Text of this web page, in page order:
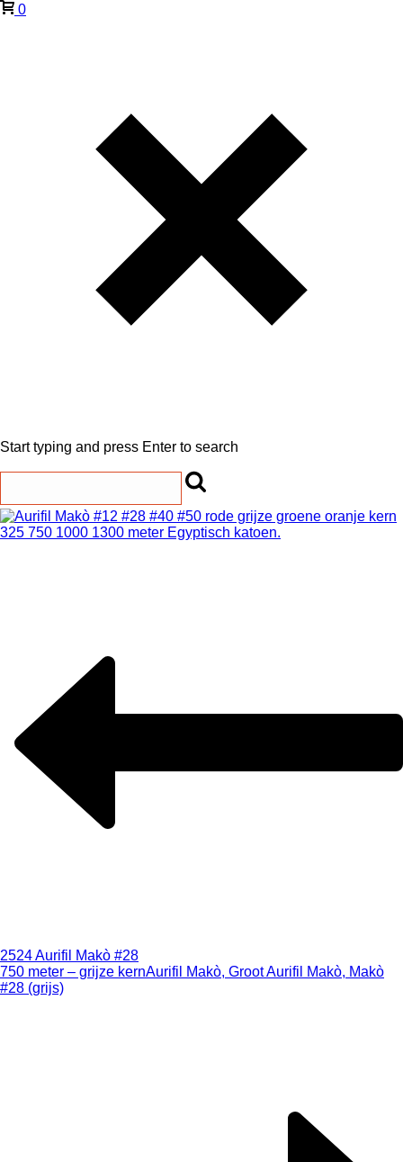
0
Start typing and press Enter to search
2524 Aurifil Makò #28
750 meter – grijze kernAurifil Makò, Groot Aurifil Makò, Makò
#28 (grijs)